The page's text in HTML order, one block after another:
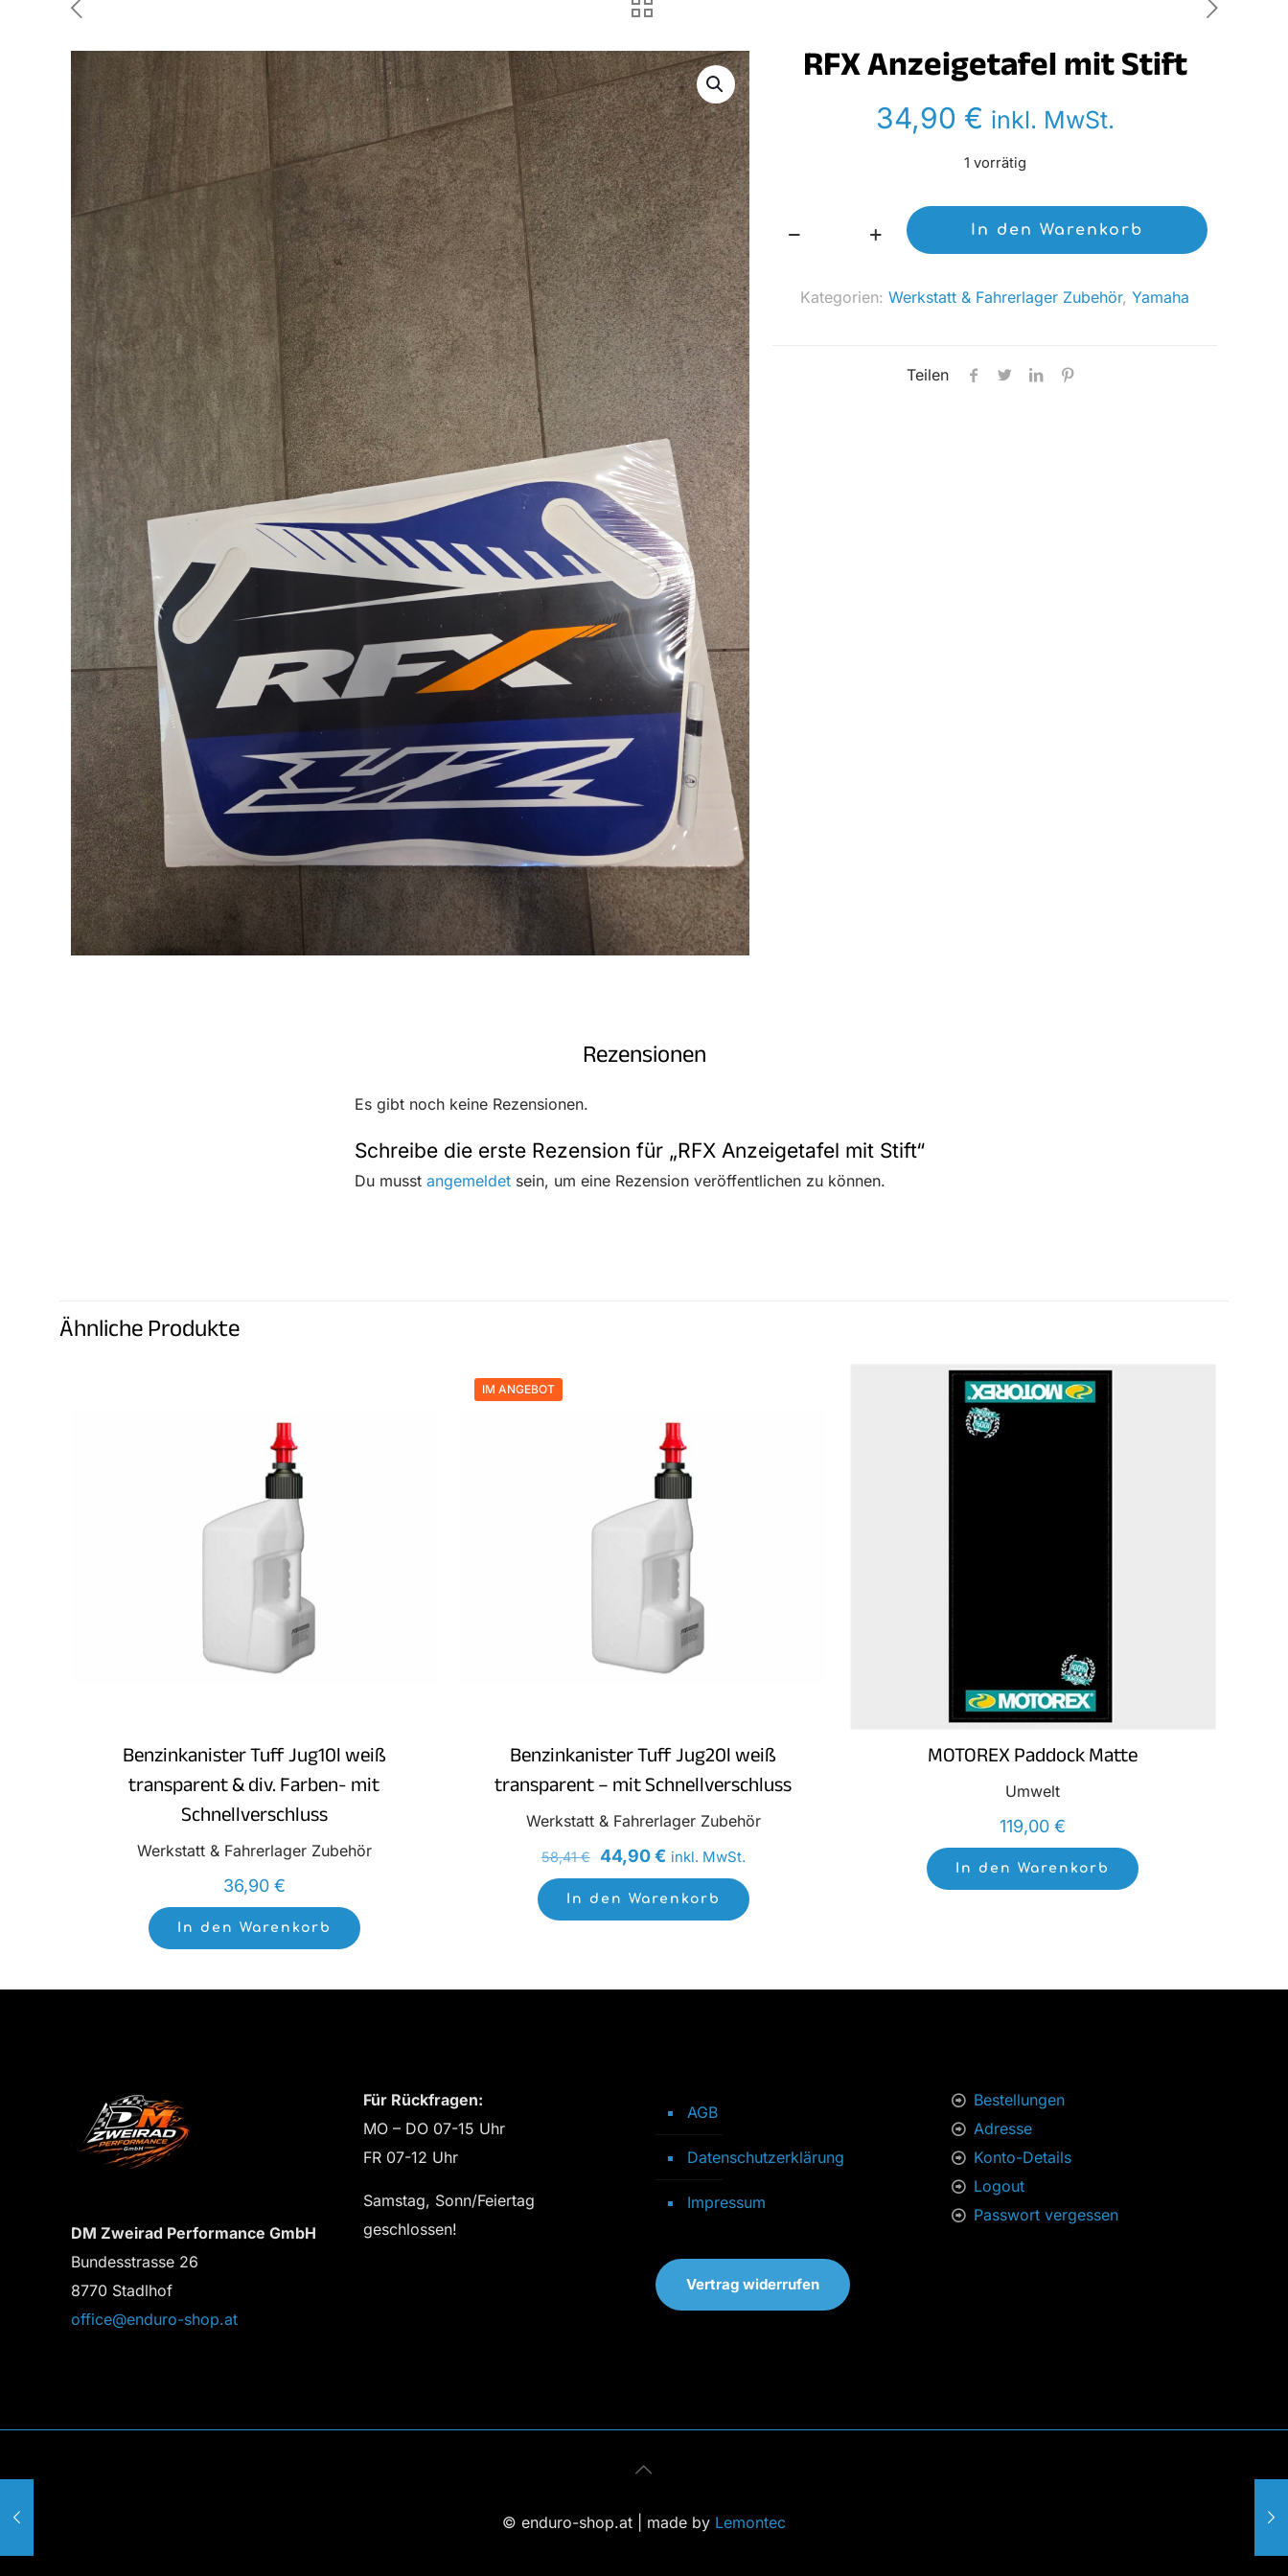
RFX Anzeigetafel mit Stift
34,90 € inkl. MwSt.
1 vorrätig
In den Warenkorb
Kategorien: Werkstatt & Fahrerlager Zubehör, Yamaha
Teilen
Rezensionen
Es gibt noch keine Rezensionen.
Schreibe die erste Rezension für „RFX Anzeigetafel mit Stift“
Du musst angemeldetsein, um eine Rezension veröffentlichen zu können.
Ähnliche Produkte
Benzinkanister Tuff Jug10l weiß
transparent & div. Farben- mit
Schnellverschluss
Werkstatt & Fahrerlager Zubehör
36,90 €
In den Warenkorb
IM ANGEBOT
Benzinkanister Tuff Jug20l weiß
transparent – mit Schnellverschluss
Werkstatt & Fahrerlager Zubehör
58,41€ Ursprünglicher
Preis
44,90€Aktueller
Preis
inkl. MwSt.
In den Warenkorb
MOTOREX Paddock Matte
Umwelt
119,00€
In den Warenkorb
DM Zweirad Performance GmbH
Bundesstrasse 26
8770 Stadlhof
office@enduro-shop.at
Für Rückfragen:
MO – DO 07-15 Uhr
FR 07-12 Uhr
Samstag, Sonn/Feiertag
geschlossen!
AGB
Datenschutzerklärung
Impressum
Vertrag widerrufen
Bestellungen
Adresse
Konto-Details
Logout
Passwort vergessen
© enduro-shop.at | made by Lemontec